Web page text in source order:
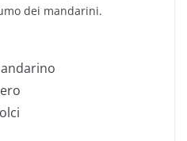
dei mandarini.